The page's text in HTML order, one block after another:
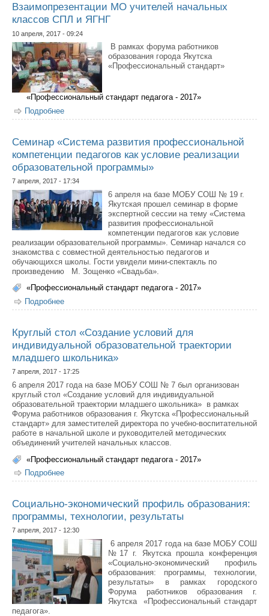
Взаимопрезентации МО учителей начальных
классов СПЛ и ЯГНГ
10 апреля, 2017 - 09:24
В рамках форума работников
образования города Якутска
«Профессиональный стандарт»
«Профессиональный стандарт педагога - 2017»
Подробнее
СПЛ и ЯГНГ
Семинар «Система развития профессиональной
компетенции педагогов как условие реализации
образовательной программы»
7 апреля, 2017 - 17:34
6 апреля на базе МОБУ СОШ № 19 г.
Якутская прошел семинар в форме
экспертной сессии на тему «Система
развития профессиональной
компетенции педагогов как условие
реализации образовательной программы». Семинар начался со
знакомства с совместной деятельностью педагогов и
обучающихся школы. Гости увидели мини-спектакль по
произведению М. Зощенко «Свадьба».
«Профессиональный стандарт педагога - 2017»
Подробнее
компетенции педагогов как условие реализации
Круглый стол «Создание условий для
индивидуальной образовательной траектории
младшего школьника»
7 апреля, 2017 - 17:25
6 апреля 2017 года на базе МОБУ СОШ № 7 был организован
круглый стол «Создание условий для индивидуальной
образовательной траектории младшего школьника» в рамках
Форума работников образования г. Якутска «Профессиональный
стандарт» для заместителей директора по учебно-воспитательной
работе в начальной школе и руководителей методических
объединений учителей начальных классов.
«Профессиональный стандарт педагога - 2017»
Подробнее
индивидуальной образовательной траектории
Социально-экономический профиль образования:
программы, технологии, результаты
7 апреля, 2017 - 12:30
6 апреля 2017 года на базе МОБУ СОШ
№17 г. Якутска прошла конференция
«Социально-экономический профиль
образования: программы, технологии,
результаты» в рамках городского
Форума работников образования г.
Якутска «Профессиональный стандарт
педагога».